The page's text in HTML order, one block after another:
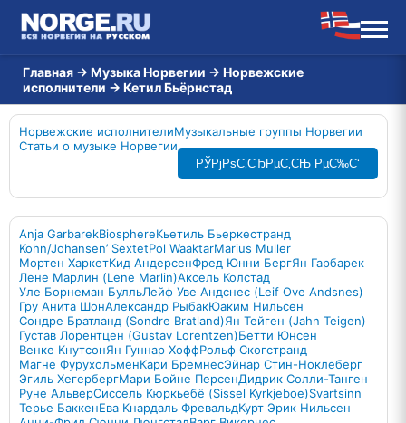
Главная → Музыка Норвегии → Норвежские
исполнители → Кетил Бьёрнстад
Норвежские исполнителиМузыкальные группы Норвегии
Статьи о музыке Норвегии
РЎРјРѕС‚СЂРµС‚СЊ РµС‰С‘
Anja GarbarekBiosphereКьетиль Бьеркестранд
Kohn/Johansen’ SextetPol WaaktarMarius Muller
Мортен ХаркетКид АндерсенФред Юнни БергЯн Гарбарек
Лене Марлин (Lene Marlin)Аксель Колстад
Уле Борнеман БулльЛейф Уве Андснес (Leif Ove Andsnes)
Гру Анита ШонАлександр РыбакЮаким Нильсен
Сондре Братланд (Sondre Bratland)Ян Тейген (Jahn Teigen)
Густав Лорентцен (Gustav Lorentzen)Бетти Юнсен
Венке КнутсонЯн Гуннар ХоффРольф Скогстранд
Магне ФурухольменКари БремнесЭйнар Стин-Ноклеберг
Эгиль ХегербергМари Бойне ПерсенДидрик Солли-Танген
Руне АльверСиссель Кюркьебё (Sissel Kyrkjeboe)Svartsinn
Терье БаккенЕва Кнардаль ФревальдКурт Эрик Нильсен